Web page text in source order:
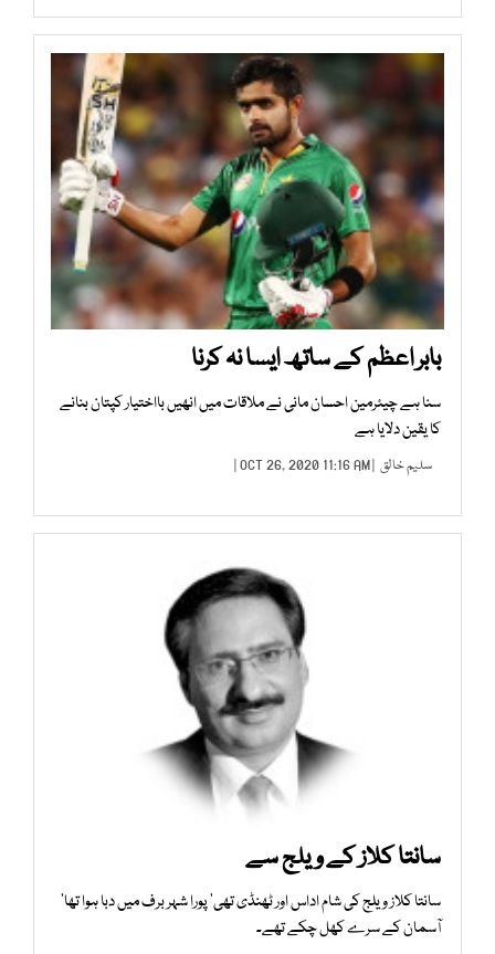
بابر اعظم کے ساتھ ایسا نہ کرنا
سنا ہے چیئرمین احسان مانی نے ملاقات میں انھیں بااختیار کپتان بنانے
کا یقین دلایا ہے
سلیم خالق | OCT 26, 2020 11:16 AM |
سانتا کلاز کے ویلج سے
سانتا کلاز ویلج کی شام اداس اور ٹھنڈی تھی‘ پورا شہر برف میں دبا ہوا تھا‘
آسمان کے سرے کھل چکے تھے۔